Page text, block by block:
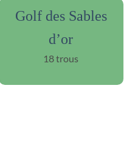
Golf des Sables
d’or
18 trous